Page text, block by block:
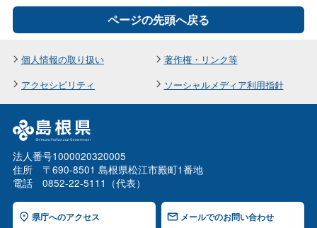
ページの先頭へ戻る
個人情報の取り扱い
著作権・リンク等
アクセシビリティ
ソーシャルメディア利用指針
法人番号1000020320005
住所 〒690-8501 島根県松江市殿町1番地
電話 0852-22-5111（代表）
県庁へのアクセス メールでのお問い合わせ